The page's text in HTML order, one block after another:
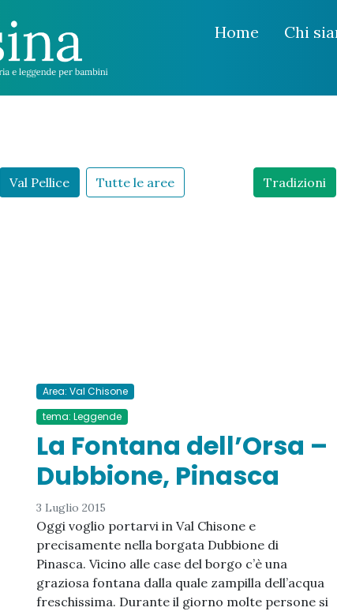
Home Chi
Val Pellice Tutte le aree Tradizioni
Area: Val Chisone
tema: Leggende
La Fontana dell’Orsa –
Dubbione, Pinasca
3 Luglio 2015
Oggi voglio portarvi in Val Chisone e
precisamente nella borgata Dubbione di
Pinasca. Vicino alle case del borgo c’è una
graziosa fontana dalla quale zampilla dell’acqua
freschissima. Durante il giorno molte persone si